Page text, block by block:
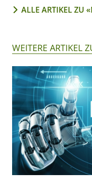
ALLE ARTIKEL ZU
WEITERE ARTIKEL